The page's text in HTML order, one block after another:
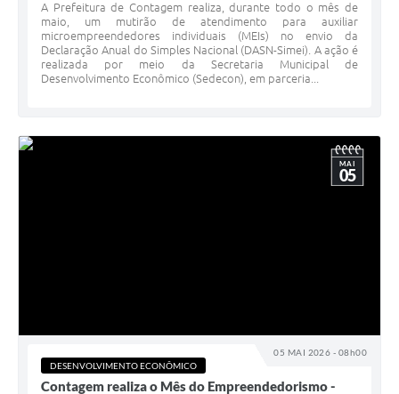
A Prefeitura de Contagem realiza, durante todo o mês de
maio, um mutirão de atendimento para auxiliar
microempreendedores individuais (MEIs) no envio da
Declaração Anual do Simples Nacional (DASN-Simei). A ação é
realizada por meio da Secretaria Municipal de
Desenvolvimento Econômico (Sedecon), em parceria...
05 MAI 2026 - 08h00
MAI
05
DESENVOLVIMENTO ECONÔMICO
Contagem realiza o Mês do Empreendedorismo -